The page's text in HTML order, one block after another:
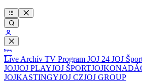
Live Archív TV Program JOJ 24 JOJ
JOJJOJ PLAYJOJ ŠPORTJOJKO
JOJKASTINGYJOJ CZJOJ GROUP